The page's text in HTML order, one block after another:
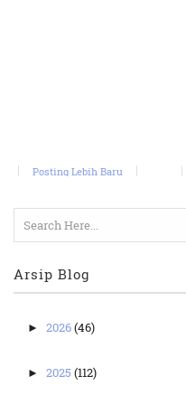
Posting Lebih Baru
Arsip Blog
► 2026(46)
► 2025 (112)